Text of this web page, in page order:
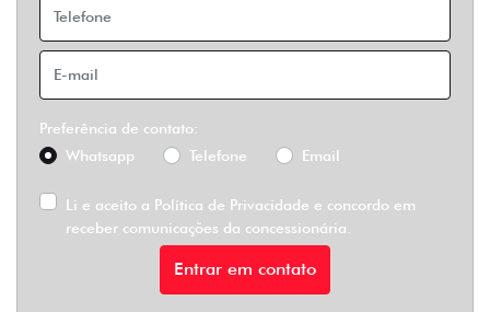
Preferência de contato:
Whatsapp
Telefone Email
Li e aceito a Política de Privacidade e concordo em
receber comunicações da concessionária.
Entrar em contato